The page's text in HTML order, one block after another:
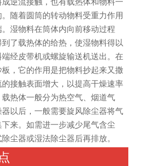
逆流接触，也有载热体和物料一
随着圆筒的转动物料受重力作用
湿物料在筒体内向前移动过程
了载热体的给热，使湿物料得以
经皮带机或螺旋输送机送出。在
，它的作用是把物料抄起来又撒
接触表面增大，以提高干燥速率
热体一般分为热空气、烟道气
以后，一般需要旋风除尘器将气
来。如需进一步减少尾气含尘
尘器或湿法除尘器后再排放。